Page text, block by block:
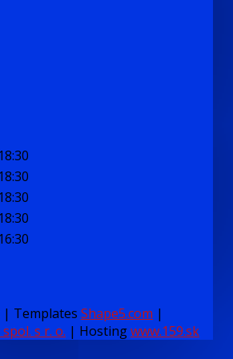
18:30
18:30
18:30
18:30
16:30
| Templates Shape5.com |
s r. o. | Hostingwww.159.sk